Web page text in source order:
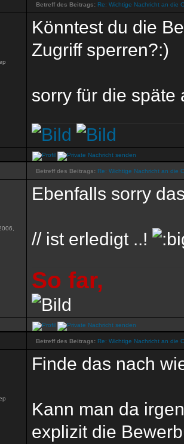
Betreff des Beitrags: Re: Wichtige Nachricht an die
Könntest du die
Zugriff sperren?:)
sorry für die späte
Betreff des Beitrags: Re: Wichtige Nachricht an die
Ebenfalls sorry
// ist erledigt ..!
So far,
Betreff des Beitrags: Re: Wichtige Nachricht an die
Finde das nach
Kann man da
explizit die